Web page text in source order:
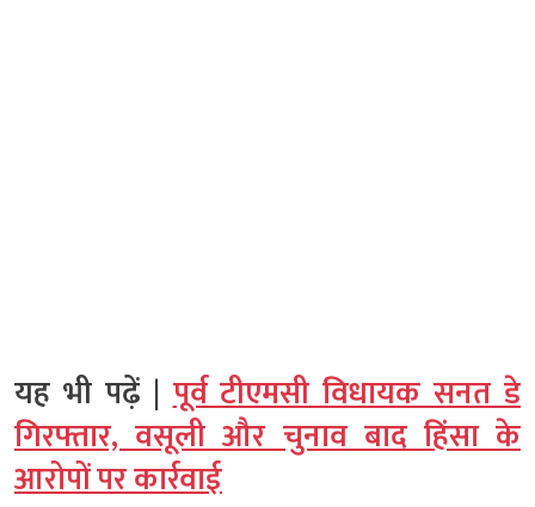
यह भी पढ़ें |पूर्व टीएमसी विधायक सनत डे
गिरफ्तार, वसूली और चुनाव बाद हिंसा के
आरोपों पर कार्रवाई